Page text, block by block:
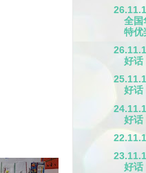
全国
特优
好话
好话
好话
好话